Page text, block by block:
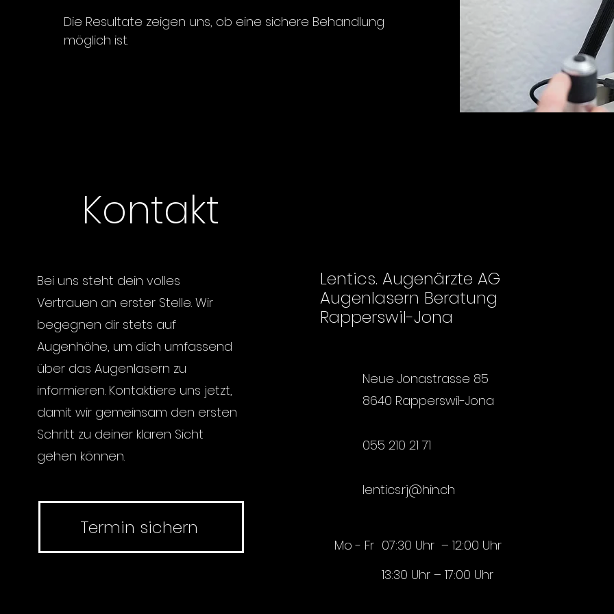
Die Resultate zeigen uns, ob eine sichere Behandlung
möglich ist.
Kontakt
Bei uns steht dein volles
Vertrauen an erster Stelle. Wir
begegnen dir stets auf
Augenhöhe, um dich umfassend
über das Augenlasern zu
informieren. Kontaktiere uns jetzt,
damit wir gemeinsam den ersten
Schritt zu deiner klaren Sicht
gehen können.
Termin sichern
Lentics. Augenärzte AG
Augenlasern Beratung
Rapperswil-Jona
Neue Jonastrasse 85
8640 Rapperswil-Jona
055 210 21 71
lentics.rj@hin.ch
Mo - Fr 07:30 Uhr – 12:00 Uhr
13:30 Uhr – 17:00 Uhr